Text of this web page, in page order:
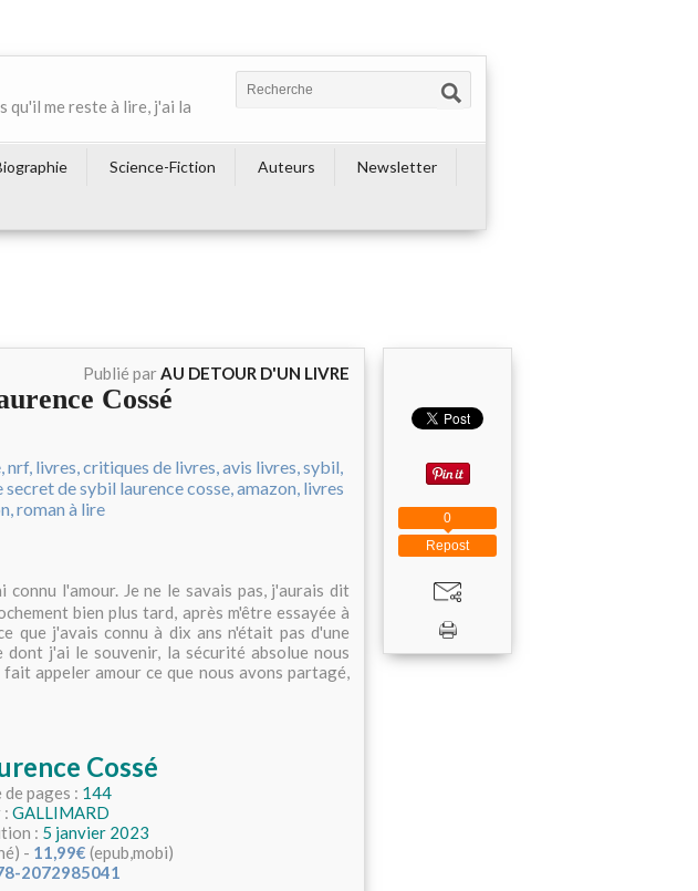
qu'il me reste à lire, j'ai la
Science-Fiction Auteurs
Newsletter
Publié parAU DETOUR D'UN LIVRE
Cossé
connu l'amour. Je ne le savais pas, j'aurais dit
bien plus tard, après m'être essayée à
que j'avais connu à dix ans n'était pas d'une
j'ai le souvenir, la sécurité absolue nous
appeler amour ce que nous avons partagé,
Cossé
de pages : 144
: GALLIMARD
: 5 janvier 2023
- 11,99€ (epub,mobi)
2072985041
Repost
0